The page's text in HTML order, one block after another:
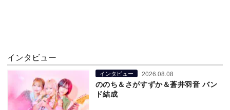
インタビュー
インタビュー 2026.08.08
ののち＆さがすずか＆蒼井羽音 バン
ド結成